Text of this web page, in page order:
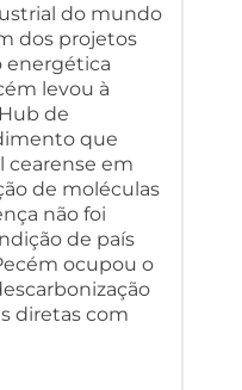
do mundo
dos projetos
energética
levou à
de
que
cearense em
de moléculas
não foi
de país
ocupou o
diretas com